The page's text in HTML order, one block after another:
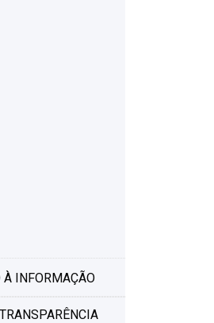
INFORMAÇÃO